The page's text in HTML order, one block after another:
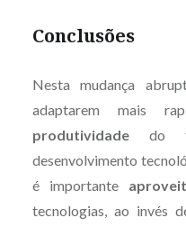
Conclusões
Nesta mudança
adaptarem mais
produtividadedo
desenvolvimento
é importante
tecnologias, ao invés